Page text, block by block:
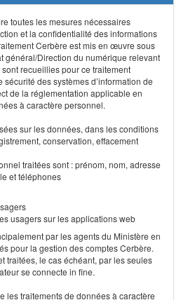
toutes les mesures nécessaires
et la confidentialité des informations
Cerbère est mis en œuvre sous
général/Direction du numérique relevant
recueillies pour ce traitement
des systèmes d’information de
de la réglementation applicable en
à caractère personnel.
sur les données, dans les conditions
conservation, effacement
traitées sont : prénom, nom, adresse
et téléphones
usagers sur les applications web
par les agents du Ministère en
pour la gestion des comptes Cerbère.
traitées, le cas échéant, par les seules
se connecte in fine.
les traitements de données à caractère